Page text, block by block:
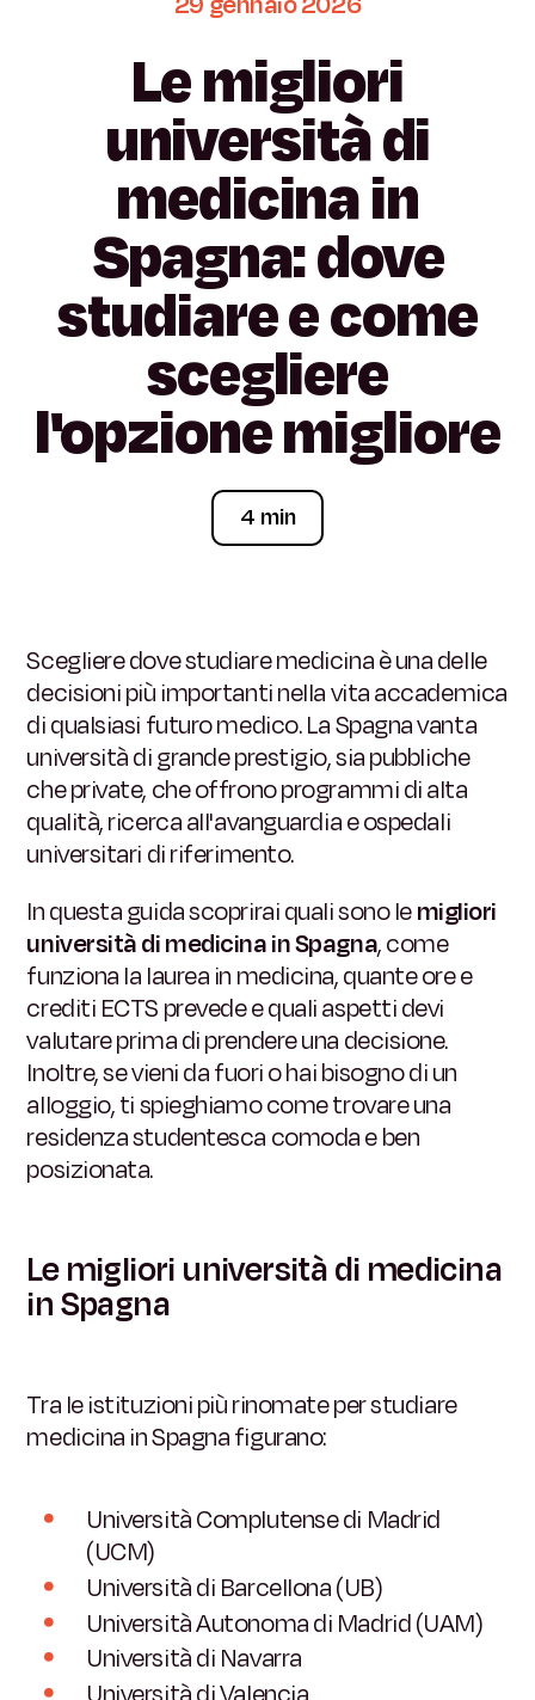
Lemigliori
universitàdi
medicinain
Spagna:dove
studiareecome
scegliere
l'opzionemigliore
4 min
Scegliere dove studiare medicina è una delle
decisioni più importanti nella vita accademica
di qualsiasi futuro medico. La Spagna vanta
università di grande prestigio, sia pubbliche
che private, che offrono programmi di alta
qualità, ricerca all'avanguardia e ospedali
universitari di riferimento.
In questa guida scoprirai quali sono lemigliori
università di medicina in Spagna, come
funziona la laurea in medicina, quante ore e
crediti ECTS prevede e quali aspetti devi
valutare prima di prendere una decisione.
Inoltre, se vieni da fuori o hai bisogno di un
alloggio, ti spieghiamo come trovare una
residenza studentesca comoda e ben
posizionata.
Le migliori università di medicina
in Spagna
Tra le istituzioni più rinomate per studiare
medicina in Spagna figurano:
Università Complutense di Madrid
(UCM)
Università di Barcellona (UB)
Università Autonoma di Madrid (UAM)
Università di Navarra